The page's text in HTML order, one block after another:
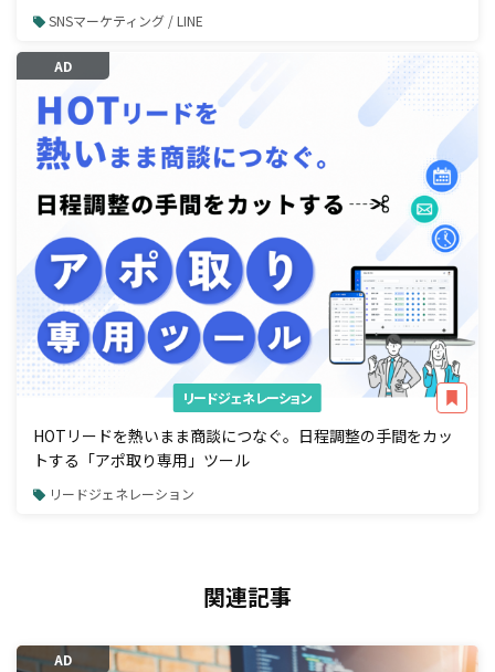
SNSマーケティング / LINE
AD
リードジェネレーション
HOTリードを熱いまま商談につなぐ。日程調整の手間をカッ
トする「アポ取り専用」ツール
リードジェネレーション
関連記事
AD